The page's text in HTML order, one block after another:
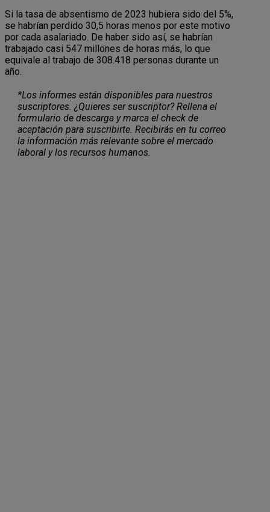
Si la tasa de absentismo de 2023 hubiera sido del 5%,
se habrían perdido 30,5 horas menos por este motivo
por cada asalariado. De haber sido así, se habrían
trabajado casi 547 millones de horas más, lo que
equivale al trabajo de 308.418 personas durante un
año.
*Los informes están disponibles para nuestros
suscriptores. ¿Quieres ser suscriptor? Rellena el
formulario de descarga y marca el check de
aceptación para suscribirte. Recibirás en tu correo
la información más relevante sobre el mercado
laboral y los recursos humanos.